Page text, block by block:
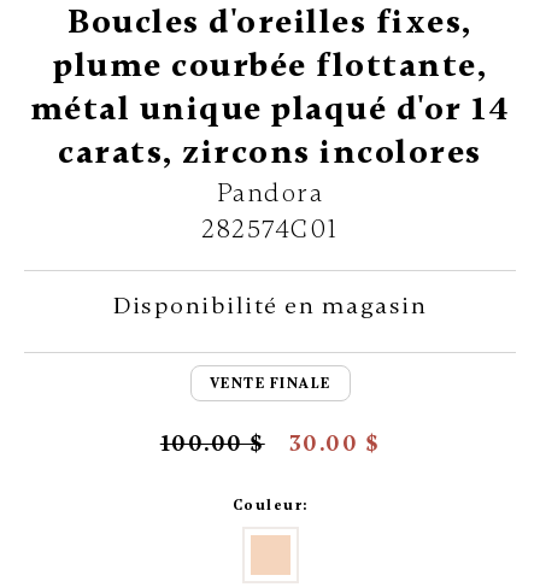
Boucles d'oreilles fixes,
plume courbée flottante,
métal unique plaqué d'or 14
carats, zircons incolores
Pandora
282574C01
Disponibilité en magasin
VENTE FINALE
100.00 $ 30.00 $
Couleur: